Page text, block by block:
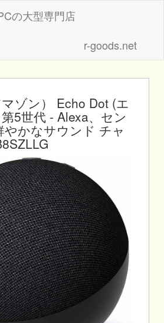
の大型専門店
r-goods.net
ゾン） Echo Dot (エ
5世代 - Alexa、セン
やかなサウンド チャ